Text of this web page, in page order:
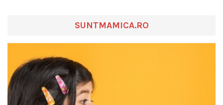
SUNTMAMICA.RO